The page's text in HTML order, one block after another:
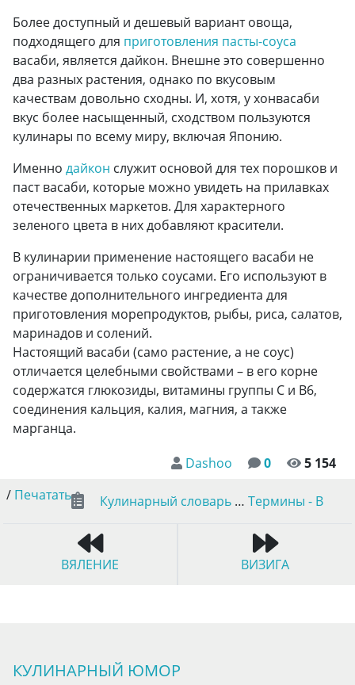
Более доступный и дешевый вариант овоща,
подходящего для приготовления пасты-соуса
васаби, является дайкон. Внешне это совершенно
два разных растения, однако по вкусовым
качествам довольно сходны. И, хотя, у хонвасаби
вкус более насыщенный, сходством пользуются
кулинары по всему миру, включая Японию.
Именно дайкон служит основой для тех порошков и
паст васаби, которые можно увидеть на прилавках
отечественных маркетов. Для характерного
зеленого цвета в них добавляют красители.
В кулинарии применение настоящего васаби не
ограничивается только соусами. Его используют в
качестве дополнительного ингредиента для
приготовления морепродуктов, рыбы, риса, салатов,
маринадов и солений.
Настоящий васаби (само растение, а не соус)
отличается целебными свойствами – в его корне
содержатся глюкозиды, витамины группы С и В6,
соединения кальция, калия, магния, а также
марганца.
Dashoo
0
5 154
/ Печатать Кулинарный словарь … Термины - В
ВЯЛЕНИЕ ВИЗИГА
КУЛИНАРНЫЙ ЮМОР